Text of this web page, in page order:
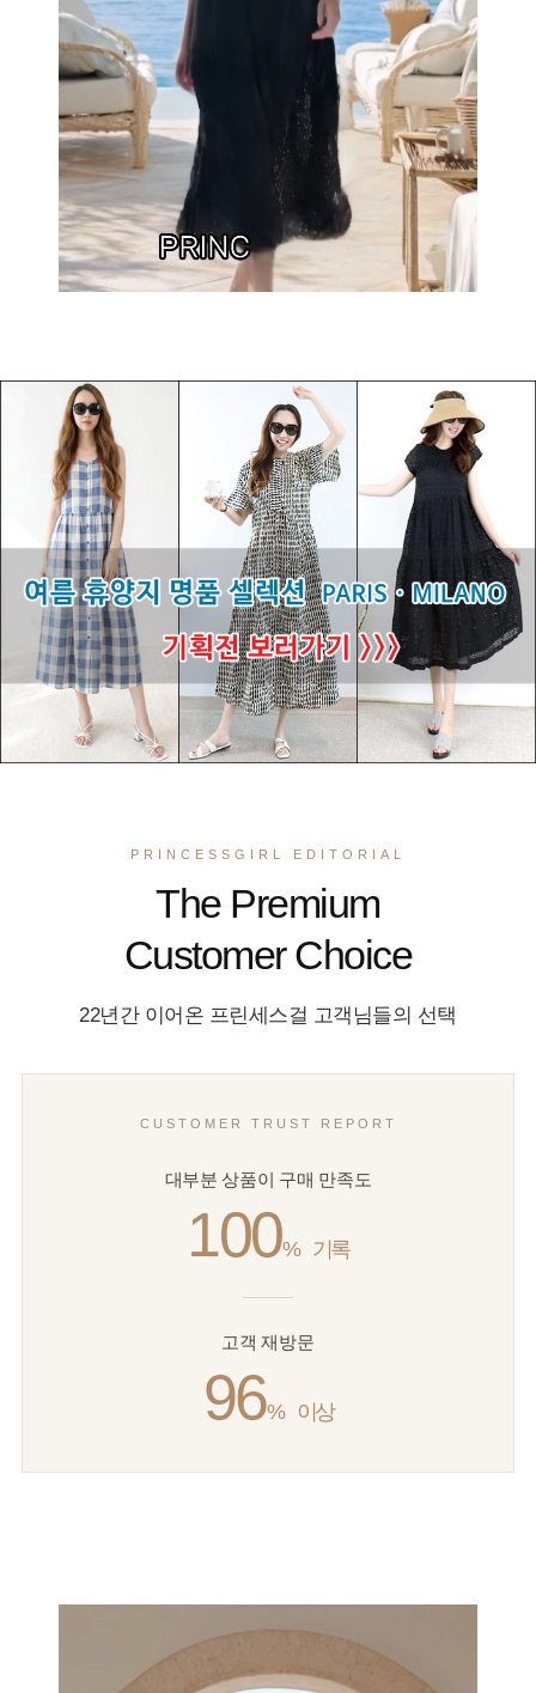
PRINCESSGIRL EDITORIAL
The Premium
Customer Choice
22년간 이어온 프린세스걸 고객님들의 선택
CUSTOMER TRUST REPORT
대부분 상품이 구매 만족도
100% 기록
고객 재방문
96% 이상